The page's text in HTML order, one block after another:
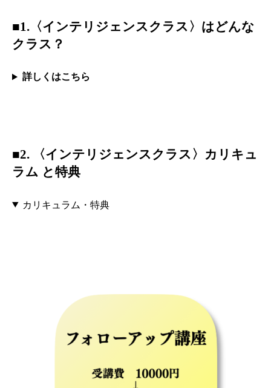
■1.〈インテリジェンス クラス〉はどんな
クラス？
詳しくはこちら
■2. 〈インテリジェンス クラス〉カリキュ
ラム と特典
カリキュラム・特典